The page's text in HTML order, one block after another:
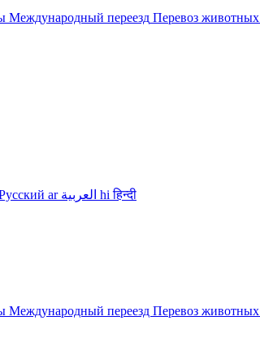
Международный переезд Перевоз животных
ar العربية hi हिन्दी
Международный переезд Перевоз животных